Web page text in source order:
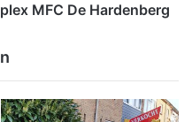
MFC De Hardenberg